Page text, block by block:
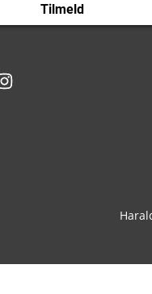
Tilmeld